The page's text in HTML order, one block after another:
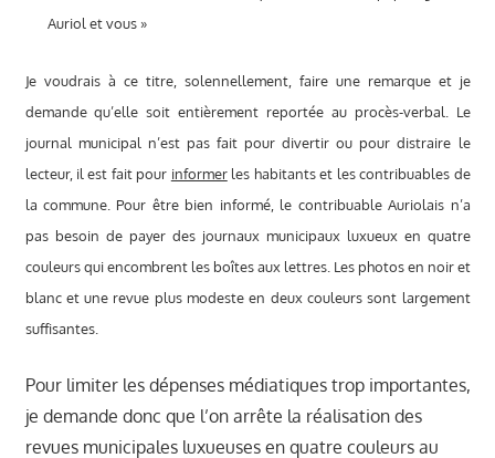
Auriol et vous »
Je voudrais à ce titre, solennellement, faire une remarque et je
demande qu’elle soit entièrement reportée au procès-verbal. Le
journal municipal n’est pas fait pour divertir ou pour distraire le
lecteur, il est fait pour informerles habitants et les contribuables de
la commune. Pour être bien informé, le contribuable Auriolais n’a
pas besoin de payer des journaux municipaux luxueux en quatre
couleurs qui encombrent les boîtes aux lettres. Les photos en noir et
blanc et une revue plus modeste en deux couleurs sont largement
suffisantes.
Pour limiter les dépenses médiatiques trop importantes,
je demande donc que l’on arrête la réalisation des
revues municipales luxueuses en quatre couleurs au